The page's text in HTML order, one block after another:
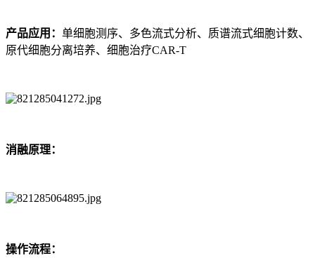
产品应用： 单细胞测序、多色流式分析、质谱流式细胞计数、
原代细胞分离培养、细胞治疗CAR-T
消融原理：
操作流程：